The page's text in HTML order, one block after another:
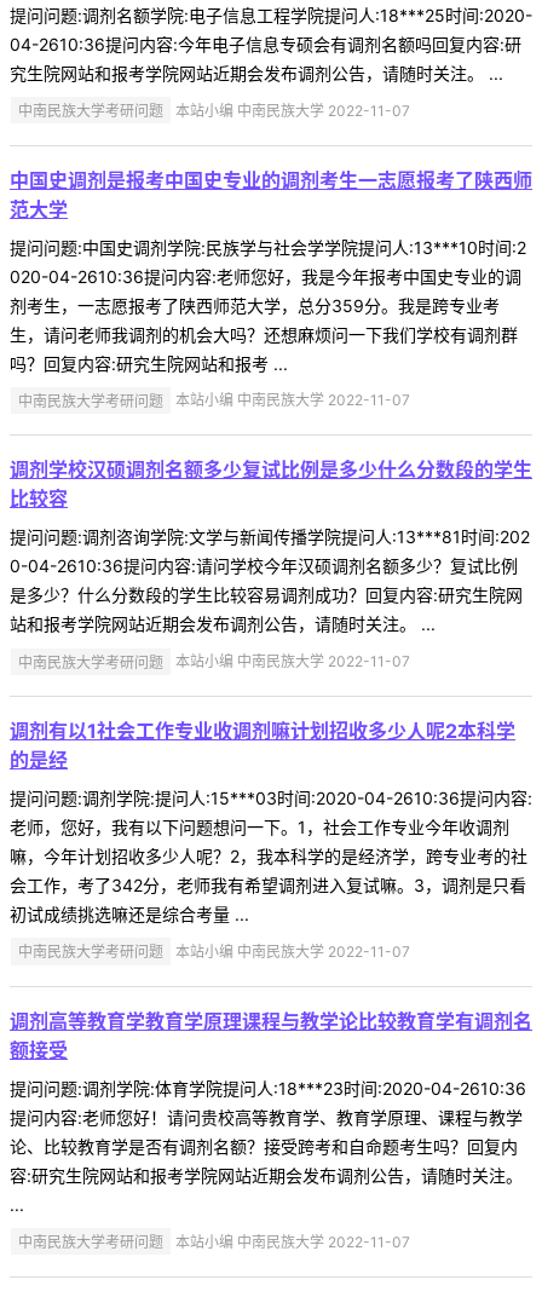
提问问题:调剂名额学院:电子信息工程学院提问人:18***25时间:2020-
04-2610:36提问内容:今年电子信息专硕会有调剂名额吗回复内容:研
究生院网站和报考学院网站近期会发布调剂公告，请随时关注。 ...
中南民族大学考研问题 本站小编 中南民族大学 2022-11-07
中国史调剂是报考中国史专业的调剂考生一志愿报考了陕西师
范大学
提问问题:中国史调剂学院:民族学与社会学学院提问人:13***10时间:2
020-04-2610:36提问内容:老师您好，我是今年报考中国史专业的调
剂考生，一志愿报考了陕西师范大学，总分359分。我是跨专业考
生，请问老师我调剂的机会大吗？还想麻烦问一下我们学校有调剂群
吗？回复内容:研究生院网站和报考 ...
中南民族大学考研问题 本站小编 中南民族大学 2022-11-07
调剂学校汉硕调剂名额多少复试比例是多少什么分数段的学生
比较容
提问问题:调剂咨询学院:文学与新闻传播学院提问人:13***81时间:202
0-04-2610:36提问内容:请问学校今年汉硕调剂名额多少？复试比例
是多少？什么分数段的学生比较容易调剂成功？回复内容:研究生院网
站和报考学院网站近期会发布调剂公告，请随时关注。 ...
中南民族大学考研问题 本站小编 中南民族大学 2022-11-07
调剂有以1社会工作专业收调剂嘛计划招收多少人呢2本科学
的是经
提问问题:调剂学院:提问人:15***03时间:2020-04-2610:36提问内容:
老师，您好，我有以下问题想问一下。1，社会工作专业今年收调剂
嘛，今年计划招收多少人呢？2，我本科学的是经济学，跨专业考的社
会工作，考了342分，老师我有希望调剂进入复试嘛。3，调剂是只看
初试成绩挑选嘛还是综合考量 ...
中南民族大学考研问题 本站小编 中南民族大学 2022-11-07
调剂高等教育学教育学原理课程与教学论比较教育学有调剂名
额接受
提问问题:调剂学院:体育学院提问人:18***23时间:2020-04-2610:36
提问内容:老师您好！请问贵校高等教育学、教育学原理、课程与教学
论、比较教育学是否有调剂名额？接受跨考和自命题考生吗？回复内
容:研究生院网站和报考学院网站近期会发布调剂公告，请随时关注。
...
中南民族大学考研问题 本站小编 中南民族大学 2022-11-07